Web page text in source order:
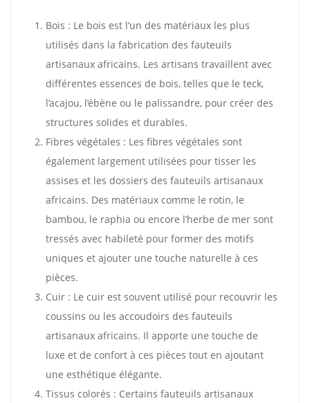
Bois : Le bois est l’un des matériaux les plus
utilisés dans la fabrication des fauteuils
artisanaux africains. Les artisans travaillent avec
différentes essences de bois, telles que le teck,
l’acajou, l’ébène ou le palissandre, pour créer des
structures solides et durables.
Fibres végétales : Les fibres végétales sont
également largement utilisées pour tisser les
assises et les dossiers des fauteuils artisanaux
africains. Des matériaux comme le rotin, le
bambou, le raphia ou encore l’herbe de mer sont
tressés avec habileté pour former des motifs
uniques et ajouter une touche naturelle à ces
pièces.
Cuir : Le cuir est souvent utilisé pour recouvrir les
coussins ou les accoudoirs des fauteuils
artisanaux africains. Il apporte une touche de
luxe et de confort à ces pièces tout en ajoutant
une esthétique élégante.
Tissus colorés : Certains fauteuils artisanaux